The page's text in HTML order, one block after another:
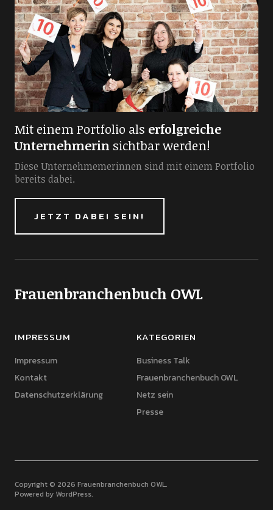
Mit einem Portfolio als erfolgreiche
Unternehmerinsichtbar werden!
Diese Unternehmemerinnen sind mit einem Portfolio
bereits dabei.
JETZT DABEI SEIN!
Frauenbranchenbuch OWL
IMPRESSUM
Impressum
Kontakt
Datenschutzerklärung
KATEGORIEN
Business Talk
Frauenbranchenbuch OWL
Netz sein
Presse
Copyright © 2026 Frauenbranchenbuch OWL
Powered by WordPress